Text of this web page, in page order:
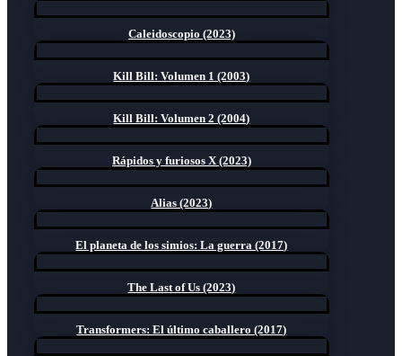
Caleidoscopio (2023)
Kill Bill: Volumen 1 (2003)
Kill Bill: Volumen 2 (2004)
Rápidos y furiosos X (2023)
Alias (2023)
El planeta de los simios: La guerra (2017)
The Last of Us (2023)
Transformers: El último caballero (2017)